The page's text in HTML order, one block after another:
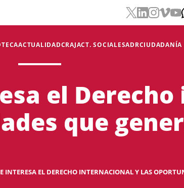
ACTUALIDADCRAJACT. SOCIALESADRCIUDADANÍA
el
que
INTERESA EL DERECHO INTERNACIONAL Y LAS